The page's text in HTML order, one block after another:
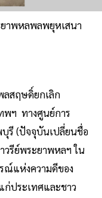
าพหลพลพยุหเสนา
ลสฤษดิ์ยกเลิก
พฯ ทางศูนย์การ
รี (ปัจจุบันเปลี่ยนชื่อ
รีย์พระยาพหลฯ ใน
ณ์แห่งความดีของ
ประเทศและชาว